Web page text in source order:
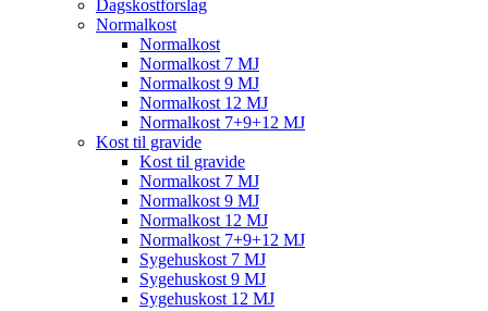
Dagskostforslag
Normalkost
Normalkost
Normalkost 7 MJ
Normalkost 9 MJ
Normalkost 12 MJ
Normalkost 7+9+12 MJ
Kost til gravide
Kost til gravide
Normalkost 7 MJ
Normalkost 9 MJ
Normalkost 12 MJ
Normalkost 7+9+12 MJ
Sygehuskost 7 MJ
Sygehuskost 9 MJ
Sygehuskost 12 MJ